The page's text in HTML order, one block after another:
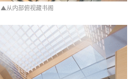
▲从内部俯视藏书阁